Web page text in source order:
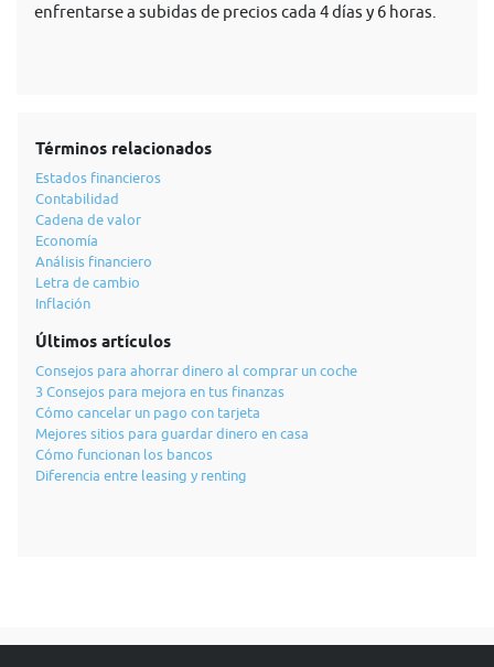
enfrentarse a subidas de precios cada 4 días y 6 horas.
Términos relacionados
Estados financieros
Contabilidad
Cadena de valor
Economía
Análisis financiero
Letra de cambio
Inflación
Últimos artículos
Consejos para ahorrar dinero al comprar un coche
3 Consejos para mejora en tus finanzas
Cómo cancelar un pago con tarjeta
Mejores sitios para guardar dinero en casa
Cómo funcionan los bancos
Diferencia entre leasing y renting